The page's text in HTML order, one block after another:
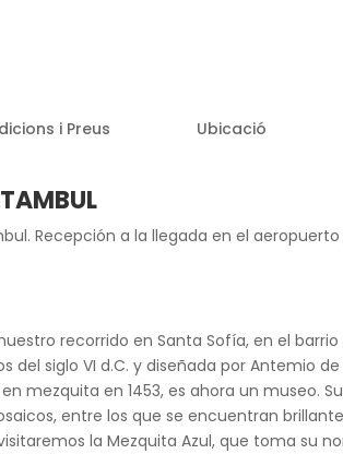
i Preus Ubicació
Recepción a la llegada en el
recorrido en Santa Sofía, en el
siglo VI d.C. y diseñada por Antemio
mezquita en 1453, es ahora un museo.
entre los que se encuentran
la Mezquita Azul, que toma su